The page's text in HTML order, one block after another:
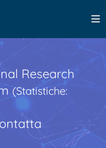
Research
(Statistiche: